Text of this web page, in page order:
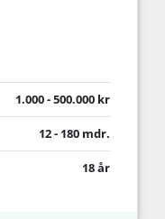
1.000 - 500.000 kr
12 - 180 mdr.
18 år